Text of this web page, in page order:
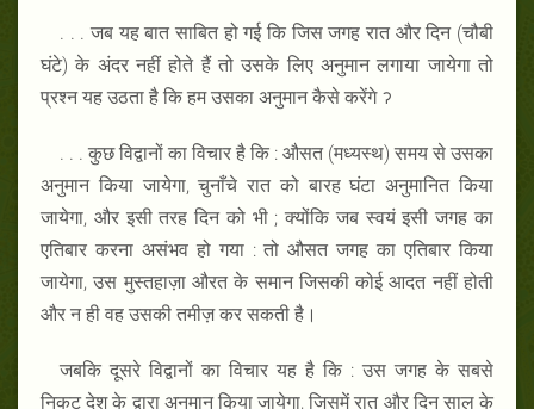
. . . जब यह बात साबित हो गई कि जिस जगह रात और दिन (चौबी
घंटे) के अंदर नहीं होते हैं तो उसके लिए अनुमान लगाया जायेगा तो
प्रश्न यह उठता है कि हम उसका अनुमान कैसे करेंगे ॽ
. . . कुछ विद्वानों का विचार है कि : औसत (मध्यस्थ) समय से उसका
अनुमान किया जायेगा, चुनाँचे रात को बारह घंटा अनुमानित किया
जायेगा, और इसी तरह दिन को भी ; क्योंकि जब स्वयं इसी जगह का
एतिबार करना असंभव हो गया : तो औसत जगह का एतिबार किया
जायेगा, उस मुस्तहाज़ा औरत के समान जिसकी कोई आदत नहीं होती
और न ही वह उसकी तमीज़ कर सकती है।
जबकि दूसरे विद्वानों का विचार यह है कि : उस जगह के सबसे
निकट देश के द्वारा अनुमान किया जायेगा, जिसमें रात और दिन साल के